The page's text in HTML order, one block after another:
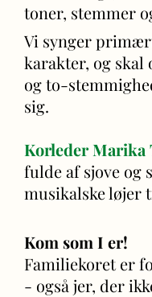
toner, stemmer
Vi synger
karakter, og skal
og to-
sig.
Korleder Marika
fulde af sjove og
musikalske løjer
Kom som I er!
Familiekoret er
- også jer, der